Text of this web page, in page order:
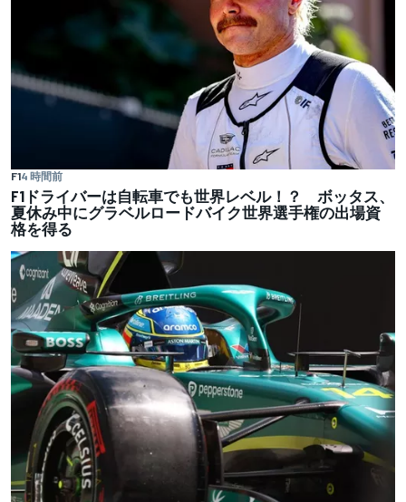
F14 時間前
F1ドライバーは自転車でも世界レベル！？ ボッタス、
夏休み中にグラベルロードバイク世界選手権の出場資
格を得る